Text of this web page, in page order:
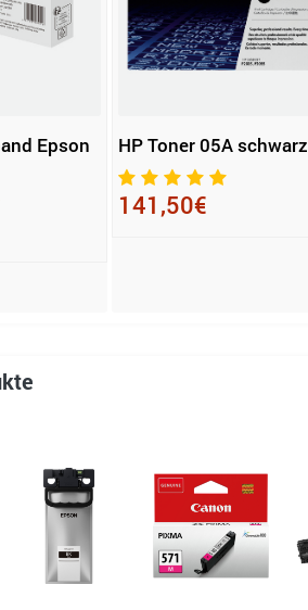
Epson
HP Toner 05A schwarz
141,50€